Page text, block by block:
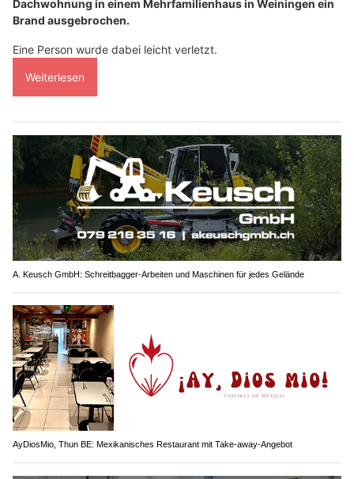
Dachwohnung in einem Mehrfamilienhaus in Weiningen ein
Brand ausgebrochen.
Eine Person wurde dabei leicht verletzt.
Weiterlesen
A. Keusch GmbH: Schreitbagger-Arbeiten und Maschinen für jedes Gelände
AyDiosMio, Thun BE: Mexikanisches Restaurant mit Take-away-Angebot